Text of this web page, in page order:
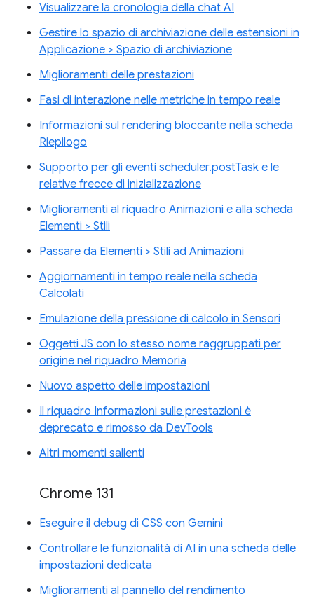
Visualizzare la cronologia della chat AI
Gestire lo spazio di archiviazione delle estensioni in
Applicazione > Spazio di archiviazione
Miglioramenti delle prestazioni
Fasi di interazione nelle metriche in tempo reale
Informazioni sul rendering bloccante nella scheda
Riepilogo
Supporto per gli eventi scheduler.postTask e le
relative frecce di inizializzazione
Miglioramenti al riquadro Animazioni e alla scheda
Elementi > Stili
Passare da Elementi > Stili ad Animazioni
Aggiornamenti in tempo reale nella scheda
Calcolati
Emulazione della pressione di calcolo in Sensori
Oggetti JS con lo stesso nome raggruppati per
origine nel riquadro Memoria
Nuovo aspetto delle impostazioni
Il riquadro Informazioni sulle prestazioni è
deprecato e rimosso da DevTools
Altri momenti salienti
Chrome 131
Eseguire il debug di CSS con Gemini
Controllare le funzionalità di AI in una scheda delle
impostazioni dedicata
Miglioramenti al pannello del rendimento